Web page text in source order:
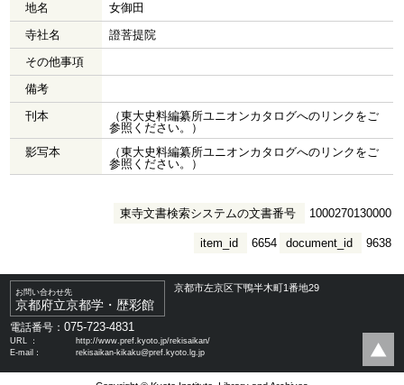
地名
女御田
寺社名
證菩提院
その他事項
備考
刊本
（東大史料編纂所ユニオンカタログへのリンクをご
参照ください。）
影写本
（東大史料編纂所ユニオンカタログへのリンクをご
参照ください。）
東寺文書検索システムの文書番号 1000270130000
document_id 9638
item_id 6654
お問い合わせ先
京都府立京都学・歴彩館
京都市左京区下鴨半木町1番地29
電話番号：075-723-4831
URL ：
http://www.pref.kyoto.jp/rekisaikan/
E-mail：
rekisaikan-kikaku@pref.kyoto.lg.jp